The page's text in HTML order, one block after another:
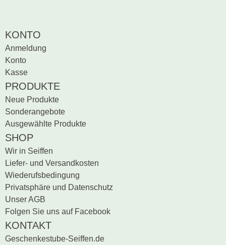
KONTO
Anmeldung
Konto
Kasse
PRODUKTE
Neue Produkte
Sonderangebote
Ausgewählte Produkte
SHOP
Wir in Seiffen
Liefer- und Versandkosten
Wiederufsbedingung
Privatsphäre und Datenschutz
Unser AGB
Folgen Sie uns auf Facebook
KONTAKT
Geschenkestube-Seiffen.de